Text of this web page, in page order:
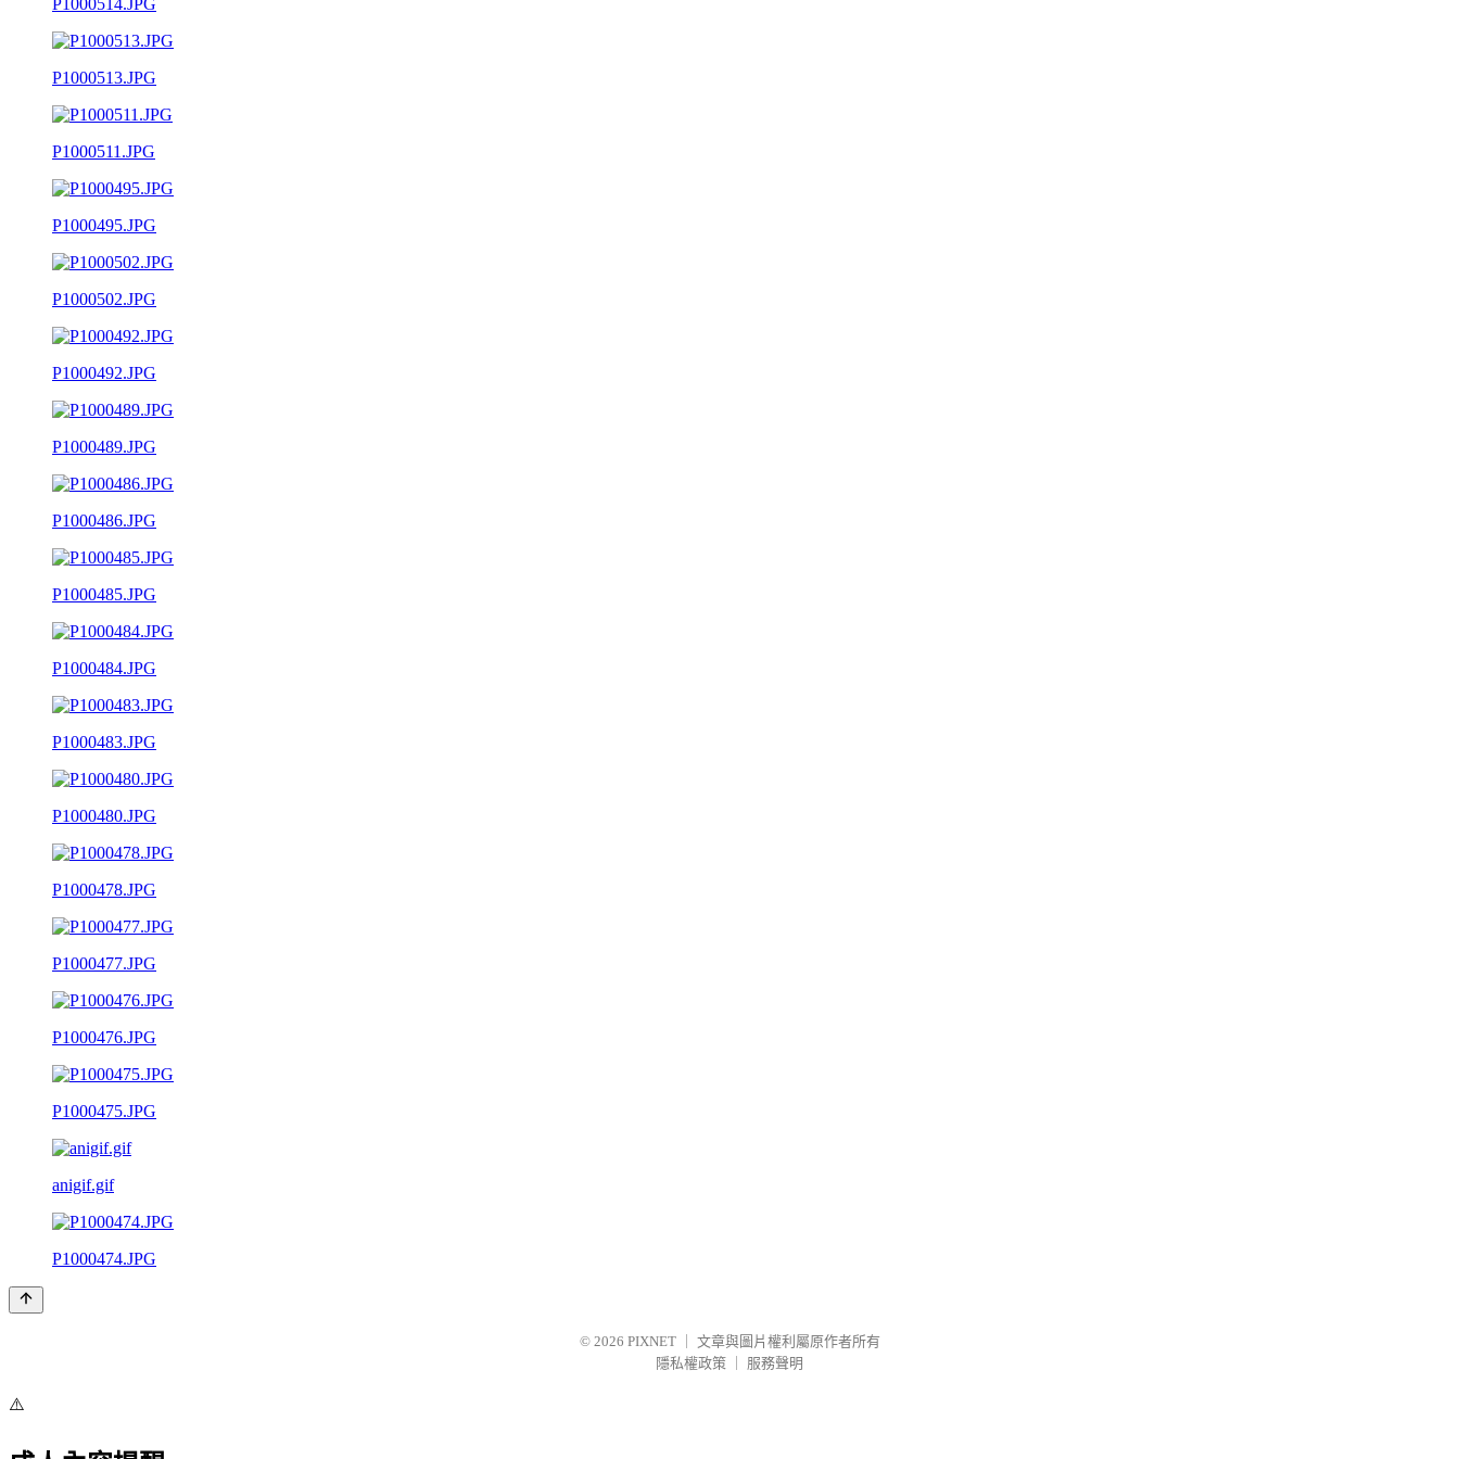
P1000513.JPG
P1000511.JPG
P1000495.JPG
P1000502.JPG
P1000492.JPG
P1000489.JPG
P1000486.JPG
P1000485.JPG
P1000484.JPG
P1000483.JPG
P1000480.JPG
P1000478.JPG
P1000477.JPG
P1000476.JPG
P1000475.JPG
anigif.gif
P1000474.JPG
© 2026 PIXNET
文章與圖片權利屬原作者所有
隱私權政策
服務聲明
⚠️